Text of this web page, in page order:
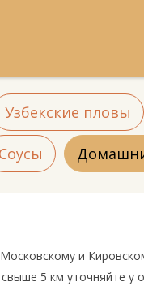
Узбекские пловы
Соусы
и
5 км уточняйте у